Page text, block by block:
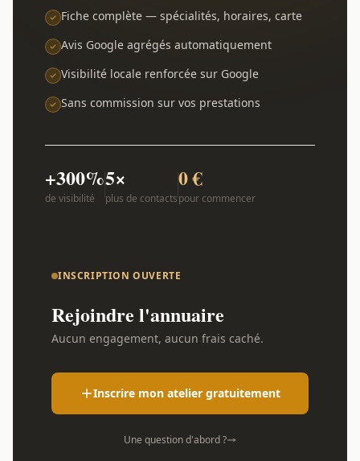
Fiche complète — spécialités, horaires, carte
Avis Google agrégés automatiquement
Visibilité locale renforcée sur Google
Sans commission sur vos prestations
+300%
de visibilité
5×
plus de contacts
0 €
pour commencer
INSCRIPTION OUVERTE
Rejoindre l'annuaire
Aucun engagement, aucun frais caché.
Inscrire mon atelier gratuitement
Une question d'abord ?